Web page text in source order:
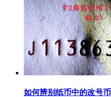
如何辨别纸币中的改号币